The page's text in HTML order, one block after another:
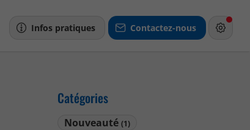
Infos pratiques Contactez-nous
Catégories
Nouveauté (1)